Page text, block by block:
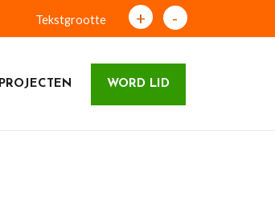
Tekstgrootte + -
PROJECTEN WORD LID